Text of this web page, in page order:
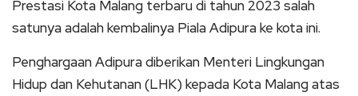
Prestasi Kota Malang terbaru di tahun 2023 salah
satunya adalah kembalinya Piala Adipura ke kota ini.
Penghargaan Adipura diberikan Menteri Lingkungan
Hidup dan Kehutanan (LHK) kepada Kota Malang atas